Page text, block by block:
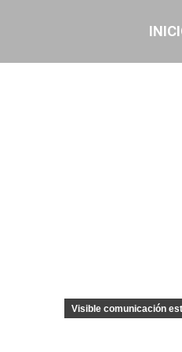
Visible comunicación